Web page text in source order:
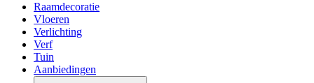
Raamdecoratie
Vloeren
Verlichting
Verf
Tuin
Aanbiedingen